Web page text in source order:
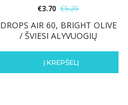
DROPS AIR 60, BRIGHT OLIVE
/ ŠVIESI ALYVUOGIŲ
€3.70 €5.29
Į KREPŠELĮ